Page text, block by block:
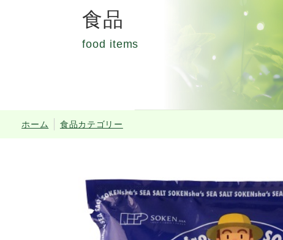
食品
food items
ホーム 食品カテゴリー